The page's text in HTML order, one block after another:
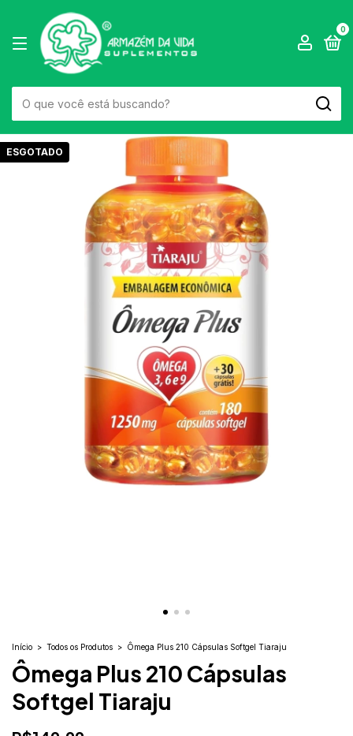
0
ESGOTADO
Início > Todos os Produtos > Ômega Plus 210 Cápsulas Softgel Tiaraju
Ômega Plus 210 Cápsulas
Softgel Tiaraju